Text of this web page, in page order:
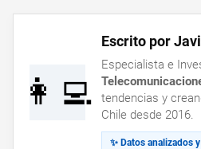
👩‍💻
Escrito por
Especialista e
tendencias y
Chile desde 2016.
✨ Datos analizados